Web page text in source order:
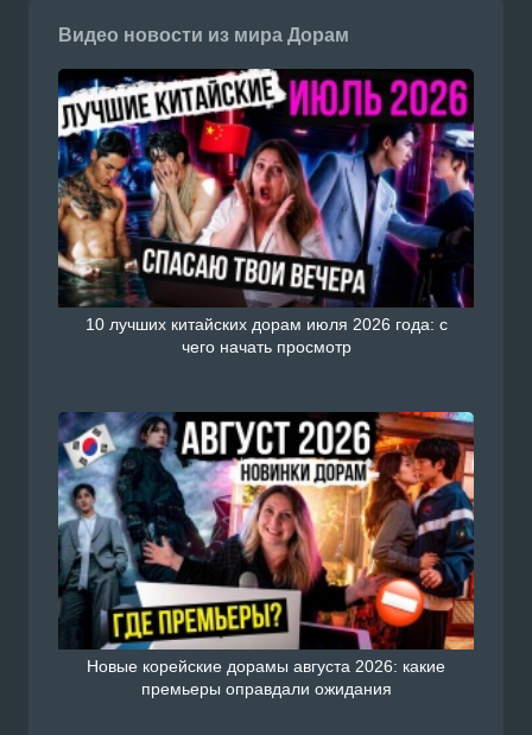
Видео новости из мира Дорам
10 лучших китайских дорам июля 2026 года: с
чего начать просмотр
Новые корейские дорамы августа 2026: какие
премьеры оправдали ожидания